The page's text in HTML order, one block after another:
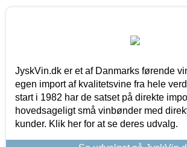
JyskVin.dk er et af Danmarks førende
egen import af kvalitetsvine fra hele
start i 1982 har de satset på direkte
hovedsageligt små vinbønder med
kunder. Klik her for at se deres udvalg.